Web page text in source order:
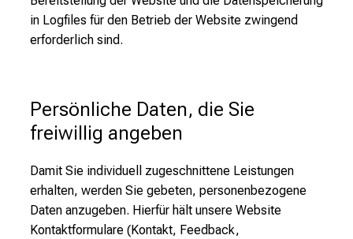
in Logfiles für den Betrieb der Website zwingend
erforderlich sind.
Persönliche Daten, die Sie
freiwillig angeben
Damit Sie individuell zugeschnittene Leistungen
erhalten, werden Sie gebeten, personenbezogene
Daten anzugeben. Hierfür hält unsere Website
Kontaktformulare (Kontakt, Feedback,